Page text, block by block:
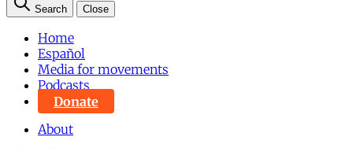
Search Close
Home
Español
Media for movements
Podcasts
Donate
About